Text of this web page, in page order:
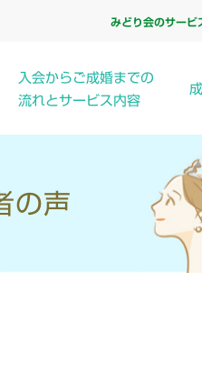
みどり会のサービ
入会からご成婚までの
流れとサービス内容
の声